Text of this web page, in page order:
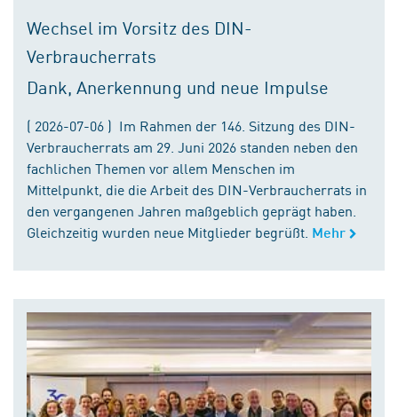
Wechsel im Vorsitz des DIN-
Verbraucherrats
Dank, Anerkennung und neue Impulse
( 2026-07-06 ) Im Rahmen der 146. Sitzung des DIN-
Verbraucherrats am 29. Juni 2026 standen neben den
fachlichen Themen vor allem Menschen im
Mittelpunkt, die die Arbeit des DIN-Verbraucherrats in
den vergangenen Jahren maßgeblich geprägt haben.
Gleichzeitig wurden neue Mitglieder begrüßt. Mehr